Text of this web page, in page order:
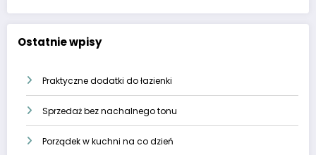
Ostatnie wpisy
Praktyczne dodatki do łazienki
Sprzedaż bez nachalnego tonu
Porządek w kuchni na co dzień